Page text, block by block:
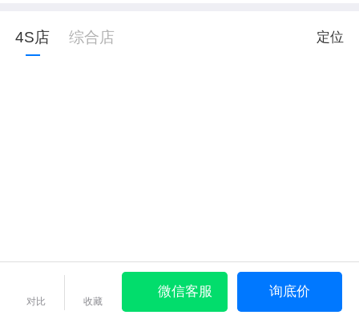
4S店 综合店 定位
对比 收藏
微信客服 询底价